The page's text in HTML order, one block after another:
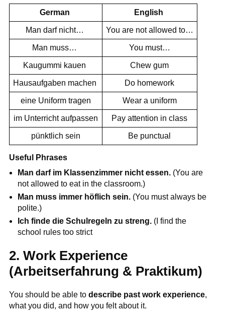
German English
Man darf nicht… You are not allowed to…
Man muss… You must…
Kaugummi kauen Chew gum
Hausaufgaben machen Do homework
eine Uniform tragen Wear a uniform
im Unterricht aufpassen Pay attention in class
pünktlich sein Be punctual
Useful Phrases
Man darf im Klassenzimmer nicht essen. (You are
not allowed to eat in the classroom.)
Man muss immer höflich sein. (You must always be
polite.)
Ich finde die Schulregeln zu streng. (I find the
school rules too strict
2. Work Experience
(Arbeitserfahrung & Praktikum)
You should be able to describe past work experience,
what you did, and how you felt about it.